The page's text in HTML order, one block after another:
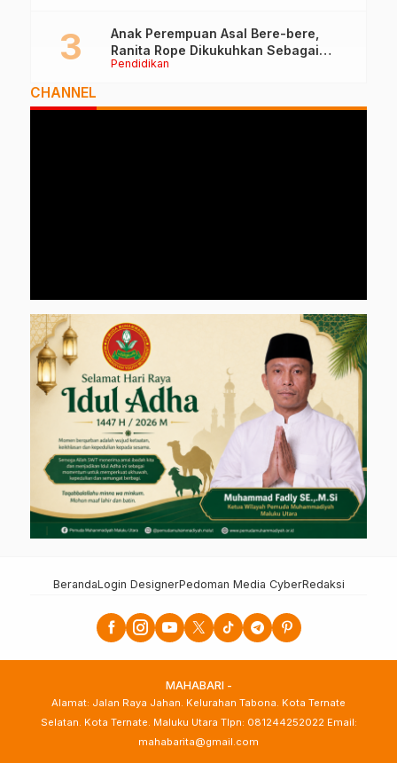
Pendidikan
Anak Perempuan Asal Bere-bere,
Ranita Rope Dikukuhkan Sebagai
Guru Besar dan Rektor Ummu
CHANNEL
BerandaLogin DesignerPedoman Media CyberRedaksi
MAHABARI -
Alamat: Jalan Raya Jahan. Kelurahan Tabona. Kota Ternate
Selatan. Kota Ternate. Maluku Utara Tlpn: 081244252022 Email:
mahabarita@gmail.com